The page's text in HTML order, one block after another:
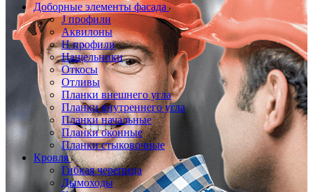
Доборные элементы фасада
J профили
Аквилоны
Н профили
Нащельники
Откосы
Отливы
Планки внешнего угла
Планки внутреннего угла
Планки начальные
Планки оконные
Планки стыковочные
Кровля
Гибкая черепица
Дымоходы